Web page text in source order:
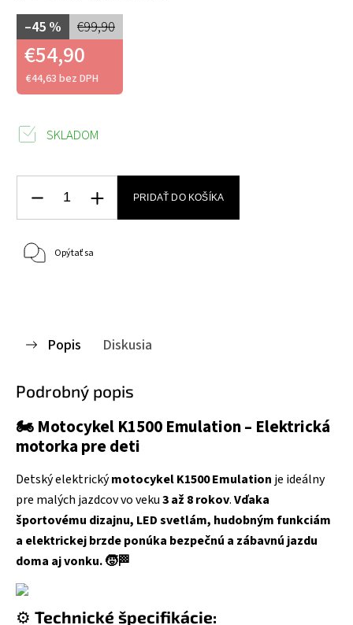
€99,90
–45 %
€54,90
€44,63 bez DPH
SKLADOM
PRIDAŤ DO KOŠÍKA
Opýtať sa
Popis Diskusia
Podrobný popis
🏍️ Motocykel K1500 Emulation – Elektrická
motorka pre deti
Detský elektrickýmotocykel K1500 Emulation je ideálny
pre malých jazdcov vo veku3 až 8 rokov.Vďaka
športovému dizajnu, LED svetlám, hudobným funkciám
a elektrickej brzde ponúka bezpečnú a zábavnú jazdu
doma aj vonku. 🧒🏁
⚙️ Technické špecifikácie: